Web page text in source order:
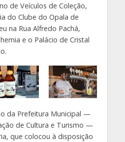
de Veículos de Coleção,
do Clube do Opala de
na Rua Alfredo Pachá,
e o Palácio de Cristal
da Prefeitura Municipal —
de Cultura e Turismo —
que colocou à disposição